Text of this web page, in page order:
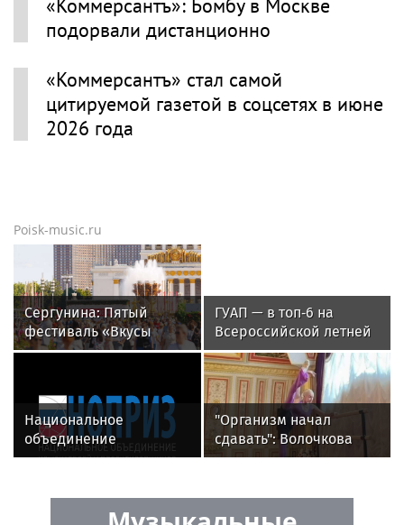
Коммерсантъ в новостях
запустить собственный мессенджер